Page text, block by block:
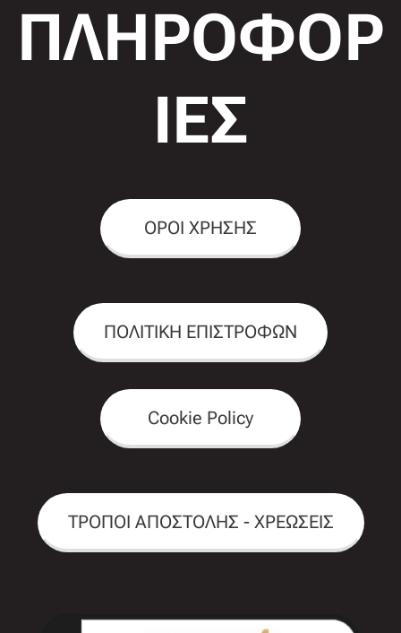
ΠΛΗΡΟΦΟΡ
ΙΕΣ
ΟΡΟΙ ΧΡΗΣΗΣ
ΠΟΛΙΤΙΚΗ ΕΠΙΣΤΡΟΦΩΝ
Cookie Policy
ΤΡΟΠΟΙ ΑΠΟΣΤΟΛΗΣ - ΧΡΕΩΣΕΙΣ